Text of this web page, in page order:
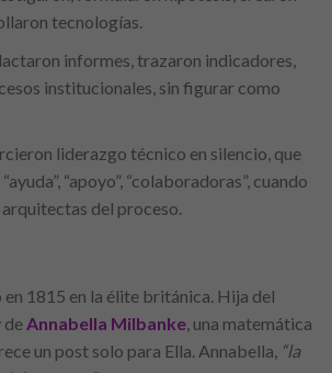
tecnologías.
informes, trazaron indicadores,
institucionales, sin figurar como
liderazgo técnico en silencio, que
“apoyo”, “colaboradoras”, cuando
del proceso.
en 1815 en la élite británica. Hija del
deAnnabella Milbanke, una matemática
un post solo para Ella. Annabella, “la